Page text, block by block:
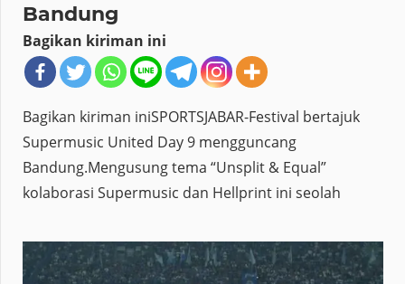
Bandung
Bagikan kiriman ini
Bagikan kiriman iniSPORTSJABAR-Festival bertajuk
Supermusic United Day 9 mengguncang
Bandung.Mengusung tema “Unsplit & Equal”
kolaborasi Supermusic dan Hellprint ini seolah